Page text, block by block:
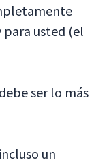
para usted (el
ser lo más
un